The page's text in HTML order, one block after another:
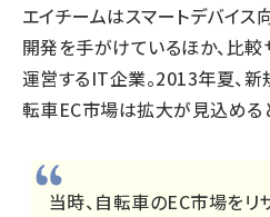
エイチームはスマートデバイス
開発を手がけているほか、比較
運営するIT企業。2013年夏、新
転車EC市場は拡大が見込める
当時、自転車のEC市場をリ